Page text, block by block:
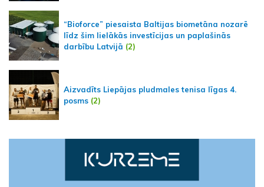
“Bioforce” piesaista Baltijas biometāna nozarē
līdz šim lielākās investīcijas un paplašinās
darbību Latvijā (2)
Aizvadīts Liepājas pludmales tenisa līgas 4.
posms (2)